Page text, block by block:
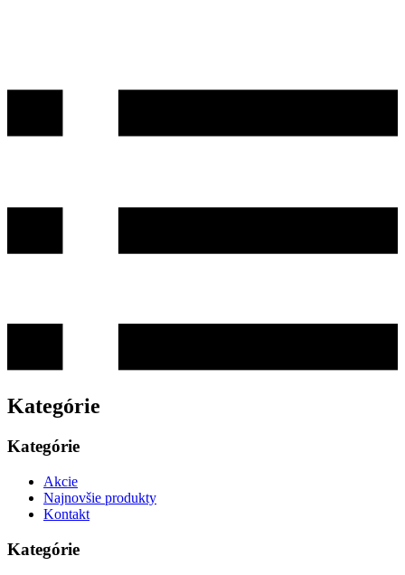
Kategórie
Kategórie
Akcie
Najnovšie produkty
Kontakt
Kategórie